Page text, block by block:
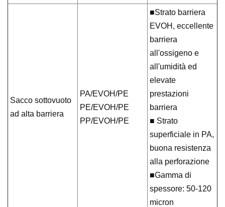
Sacco sottovuoto
ad alta barriera
PA/EVOH/PE
PE/EVOH/PE
PP/EVOH/PE
■Strato barriera
EVOH, eccellente
barriera
all'ossigeno e
all'umidità ed
elevate
prestazioni
barriera
■ Strato
superficiale in PA,
buona resistenza
alla perforazione
■Gamma di
spessore: 50-120
micron